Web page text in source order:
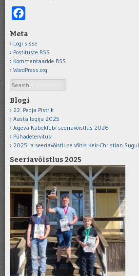
Meta
Logi sisse
Postituste RSS
Kommentaaride RSS
WordPress.org
Search
Blogi
22. Pedja Pistrik
Aasta tegija 2025
Jõgeva Kabeklubi seeriavõistlus 2026
Pühadetervitus!
2025. a seeriavõistluse võitis Keir-Christian Sugul
Seeriavõistlus 2025